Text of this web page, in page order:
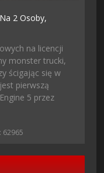
Na 2 Osoby,
na licencji
monster trucki,
ścigając się w
pierwszą
5 przez
62965